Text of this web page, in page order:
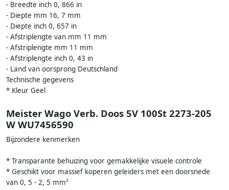
- Breedte inch 0, 866 in
- Diepte mm 16, 7 mm
- Diepte inch 0, 657 in
- Afstriplengte van mm 11 mm
- Afstriplengte mm 11 mm
- Afstriplengte inch 0, 43 in
- Land van oorsprong Deutschland
Technische gegevens
* Kleur Geel
Meister Wago Verb. Doos 5V 100St 2273-205
W WU7456590
Bijzondere kenmerken
* Transparante behuizing voor gemakkelijke visuele controle
* Geschikt voor massief koperen geleiders met een doorsnede
van 0, 5 - 2, 5 mm²